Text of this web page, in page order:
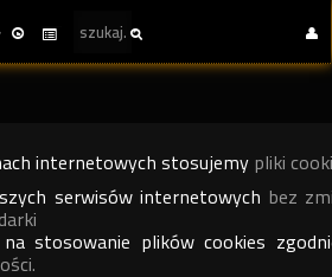
internetowych stosujemy pliki
serwisów internetowych bez
stosowanie plików cookies